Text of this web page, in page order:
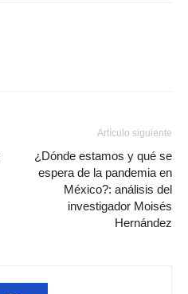
Artículo siguiente
¿Dónde estamos y qué se
espera de la pandemia en
México?: análisis del
investigador Moisés
Hernández